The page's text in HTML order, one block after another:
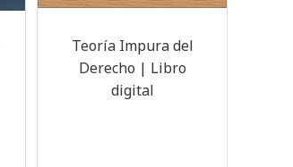
Teoría Impura del
Derecho | Libro
digital